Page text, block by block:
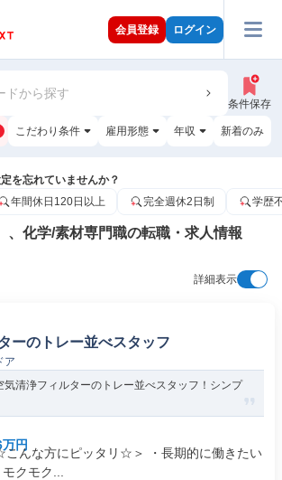
会員登録 ログイン
ドから探す
条件保存
こだわり条件 雇用形態 年収 新着のみ
を忘れていませんか？
年間休日120日以上 完全週休2日制 学歴
、化学/素材専門職の転職・求人情報
詳細表示
ーのトレー並べスタッフ
ア
気清浄フィルターのトレー並べスタッフ！シンプ
円
んな方にピッタリ☆＞ ・長期的に働きたい
クモク...